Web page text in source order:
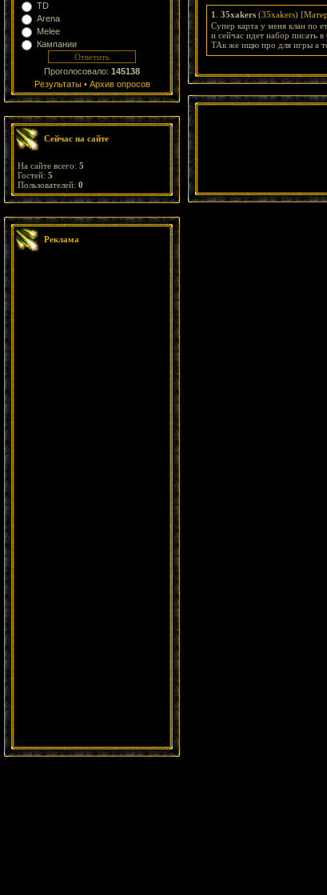
TD
Arena
Melee
Кампании
Проголосовало: 145138
Результаты• Архив опросов
Сейчас на сайте
На сайте всего: 5
Гостей: 5
Пользователей: 0
Реклама
1 35xakers (35xakers) [
Супер карта у меня клан по
и сейчас идет набор писать
ТАк же ищю про для игры а